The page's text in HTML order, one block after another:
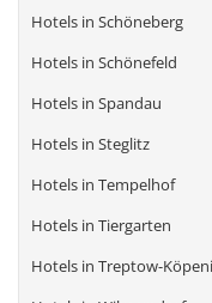
Hotels in Schöneberg
Hotels in Schönefeld
Hotels in Spandau
Hotels in Steglitz
Hotels in Tempelhof
Hotels in Tiergarten
Hotels in Treptow-